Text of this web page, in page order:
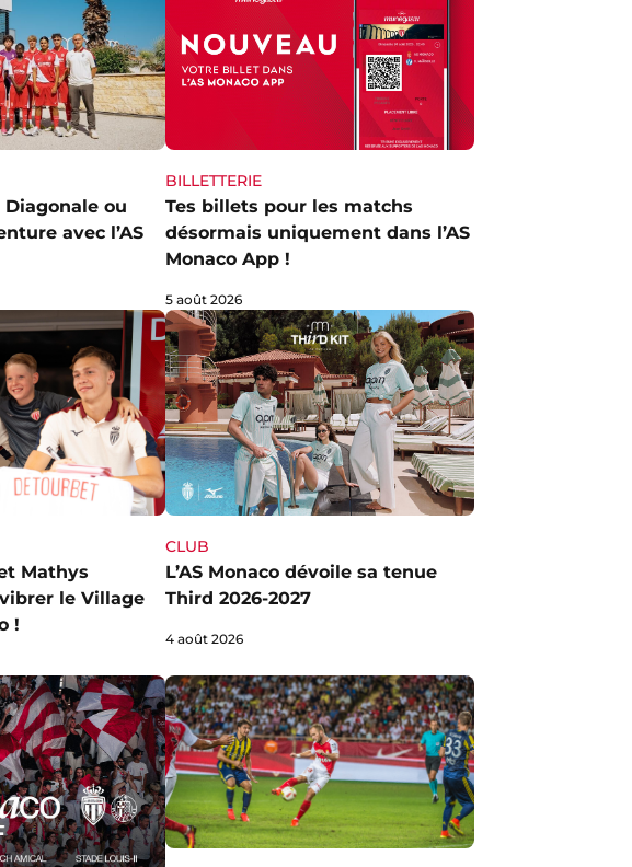
ou
avec l’AS
BILLETTERIE
Tes billets pour les matchs
désormais uniquement dans l’AS
Monaco App !
5 août 2026
Mathys
le Village
!
CLUB
L’AS Monaco dévoile sa tenue
Third 2026-2027
4 août 2026